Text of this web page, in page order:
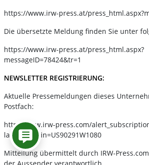
https://www.irw-press.at/
Die übersetzte Meldung finden Sie unter
https://www.irw-press.at/press_html.aspx?
messageID=78424&tr=1
NEWSLETTER REGISTRIERUNG:
Aktuelle Pressemeldungen dieses
Postfach:
http://www.irw-press.com/
lang=de&isin=US90291W1080
Mitteilung übermittelt durch IRW-